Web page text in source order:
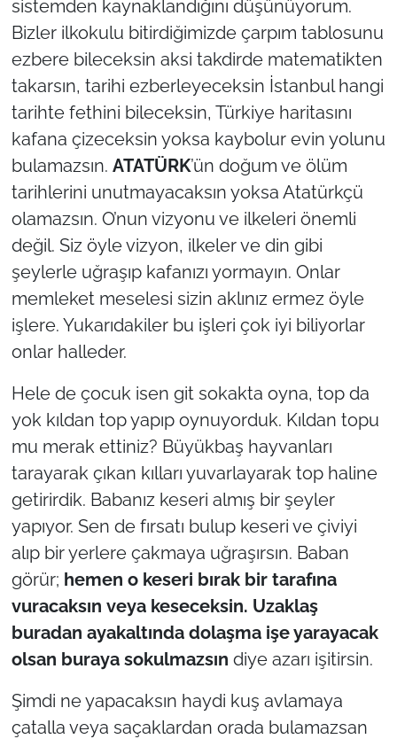
sistemden kaynaklandığını düşünüyorum.
Bizler ilkokulu bitirdiğimizde çarpım tablosunu
ezbere bileceksin aksi takdirde matematikten
takarsın, tarihi ezberleyeceksin İstanbul hangi
tarihte fethini bileceksin, Türkiye haritasını
kafana çizeceksin yoksa kaybolur evin yolunu
bulamazsın. ATATÜRK’ün doğum ve ölüm
tarihlerini unutmayacaksın yoksa Atatürkçü
olamazsın. O’nun vizyonu ve ilkeleri önemli
değil. Siz öyle vizyon, ilkeler ve din gibi
şeylerle uğraşıp kafanızı yormayın. Onlar
memleket meselesi sizin aklınız ermez öyle
işlere. Yukarıdakiler bu işleri çok iyi biliyorlar
onlar halleder.
Hele de çocuk isen git sokakta oyna, top da
yok kıldan top yapıp oynuyorduk. Kıldan topu
mu merak ettiniz? Büyükbaş hayvanları
tarayarak çıkan kılları yuvarlayarak top haline
getirirdik. Babanız keseri almış bir şeyler
yapıyor. Sen de fırsatı bulup keseri ve çiviyi
alıp bir yerlere çakmaya uğraşırsın. Baban
görür; hemen o keseri bırak bir tarafına
vuracaksın veya keseceksin. Uzaklaş
buradan ayakaltında dolaşma işe yarayacak
olsan buraya sokulmazsın diye azarı işitirsin.
Şimdi ne yapacaksın haydi kuş avlamaya
çatalla veya saçaklardan orada bulamazsan